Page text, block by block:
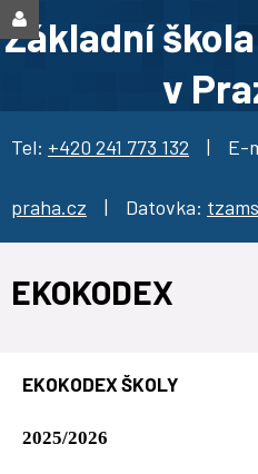
Základní
v
Tel: +420 241 773 132 | E-
praha.cz | Datovka:
EKOKODEX
EKOKODEX ŠKOLY
2025/2026